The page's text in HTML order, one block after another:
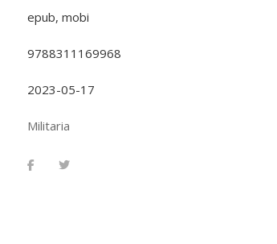
epub, mobi
9788311169968
2023-05-17
Militaria